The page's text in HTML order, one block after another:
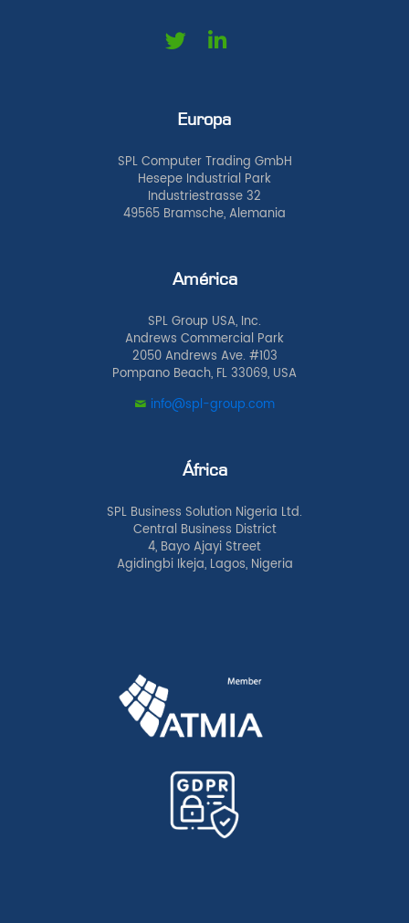
Europa
SPL Computer Trading GmbH
Hesepe Industrial Park
Industriestrasse 32
49565 Bramsche, Alemania
América
SPL Group USA, Inc.
Andrews Commercial Park
2050 Andrews Ave. #103
Pompano Beach, FL 33069, USA
info@spl-group.com
África
SPL Business Solution Nigeria Ltd.
Central Business District
4, Bayo Ajayi Street
Agidingbi Ikeja, Lagos, Nigeria